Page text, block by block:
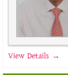
View Details →